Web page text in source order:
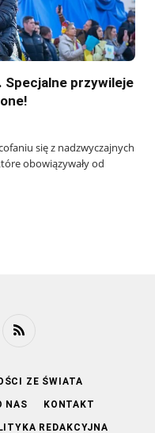
Specjalne przywileje
się z nadzwyczajnych
obowiązywały od
RSS
ZE ŚWIATA
NAS KONTAKT
REDAKCYJNA